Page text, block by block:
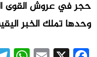
حجر في عروش القوى
وحدها تملك الخبر